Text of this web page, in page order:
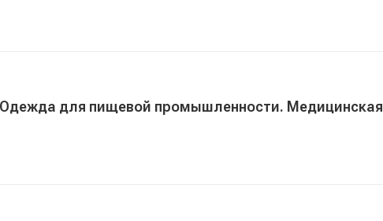
для пищевой промышленности. Медицинская